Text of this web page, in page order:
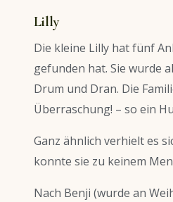
Lilly
Die kleine Lilly hat fünf
gefunden hat. Sie wurde
Drum und Dran. Die
Überraschung! – so ein
Ganz ähnlich verhielt es
konnte sie zu keinem
Nach Benji (wurde an